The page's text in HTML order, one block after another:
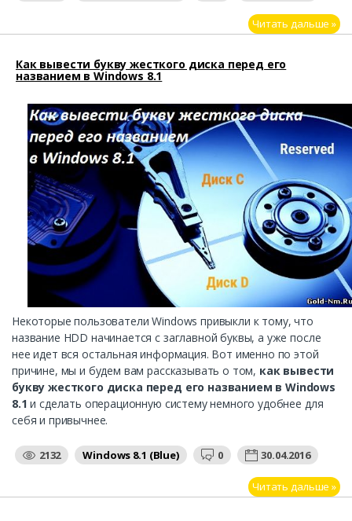
Читать дальше »
Как вывести букву жесткого диска перед его
названием в Windows 8.1
Некоторые пользователи Windows привыкли к тому, что
название HDD начинается с заглавной буквы, а уже после
нее идет вся остальная информация. Вот именно по этой
причине, мы и будем вам рассказывать о том, как вывести
букву жесткого диска перед его названием в Windows
8.1 и сделать операционную систему немного удобнее для
себя и привычнее.
2132 Windows 8.1 (Blue) 0 30.04.2016
Читать дальше »